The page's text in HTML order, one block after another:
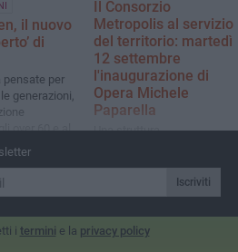
il nuovo
di
pensate per
le generazioni,
over 60 e alle
sociale
Il Consorzio
Metropolis al servizio
del territorio: martedì
12 settembre
l'inaugurazione di
Opera Michele
Paparella
Una struttura
anziani ma non soloIscriviti
i termini e la privacy policy